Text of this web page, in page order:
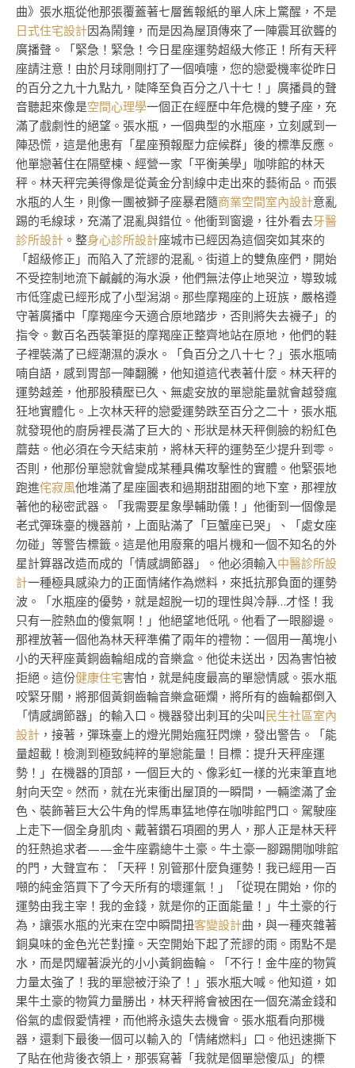
曲》張水瓶從他那張覆蓋著七層舊報紙的單人床上驚醒，不是
日式住宅設計因為鬧鐘，而是因為屋頂傳來了一陣震耳欲聾的
廣播聲。「緊急！緊急！今日星座運勢超級大修正！所有天秤
座請注意！由於月球剛剛打了一個噴嚏，您的戀愛機率從昨日
的百分之九十九點九，陡降至負百分之八十七！」廣播員的聲
音聽起來像是空間心理學一個正在經歷中年危機的雙子座，充
滿了戲劇性的絕望。張水瓶，一個典型的水瓶座，立刻感到一
陣恐慌，這是他患有「星座預報壓力症候群」後的標準反應。
他單戀著住在隔壁棟、經營一家「平衡美學」咖啡館的林天
秤。林天秤完美得像是從黃金分割線中走出來的藝術品。而張
水瓶的人生，則像一團被獅子座暴君隨商業空間室內設計意亂
踢的毛線球，充滿了混亂與錯位。他衝到窗邊，往外看去牙醫
診所設計 。整身心診所設計座城市已經因為這個突如其來的
「超級修正」而陷入了荒謬的混亂。街道上的雙魚座們，開始
不受控制地流下鹹鹹的海水淚，他們無法停止地哭泣，導致城
市低窪處已經形成了小型潟湖。那些摩羯座的上班族，嚴格遵
守著廣播中「摩羯座今天適合原地踏步，否則將失去襪子」的
指令。數百名西裝筆挺的摩羯座正整齊地站在原地，他們的鞋
子裡裝滿了已經潮濕的淚水。「負百分之八十七？」張水瓶喃
喃自語，感到胃部一陣翻騰，他知道這代表著什麼。林天秤的
運勢越差，他那股積壓已久、無處安放的單戀能量就會越發瘋
狂地實體化。上次林天秤的戀愛運勢跌至百分之二十，張水瓶
就發現他的廚房裡長滿了巨大的、形狀是林天秤側臉的粉紅色
蘑菇。他必須在今天結束前，將林天秤的運勢至少提升到零。
否則，他那份單戀就會變成某種具備攻擊性的實體。他緊張地
跑進侘寂風他堆滿了星座圖表和過期甜甜圈的地下室，那裡放
著他的秘密武器。「我需要星象學輔助儀！」他衝到一個像是
老式彈珠臺的機器前，上面貼滿了「巨蟹座已哭」、「處女座
勿碰」等警告標籤。這是他用廢棄的唱片機和一個不知名的外
星計算器改造而成的「情感調節器」。他必須輸入中醫診所設
計一種極具感染力的正面情緒作為燃料，來抵抗那負面的運勢
波。「水瓶座的優勢，就是超脫一切的理性與冷靜…才怪！我
只有一腔熱血的傻氣啊！」他絕望地低吼。他看了一眼腳邊。
那裡放著一個他為林天秤準備了兩年的禮物：一個用一萬塊小
小的天秤座黃銅齒輪組成的音樂盒。他從未送出，因為害怕被
拒絕。這份健康住宅害怕，就是純度最高的單戀情感。張水瓶
咬緊牙關，將那個黃銅齒輪音樂盒砸爛，將所有的齒輪都倒入
「情感調節器」的輸入口。機器發出刺耳的尖叫民生社區室內
設計 ，接著，彈珠臺上的燈光開始瘋狂閃爍，發出警告。「能
量超載！檢測到極致純粹的單戀能量！目標：提升天秤座運
勢！」在機器的頂部，一個巨大的、像彩虹一樣的光束筆直地
射向天空。然而，就在光束衝出屋頂的一瞬間，一輛塗滿了金
色、裝飾著巨大公牛角的悍馬車猛地停在咖啡館門口。駕駛座
上走下一個全身肌肉、戴著鑽石項圈的男人，那人正是林天秤
的狂熱追求者——金牛座霸總牛土豪。牛土豪一腳踢開咖啡館
的門，大聲宣布：「天秤！別管那什麼負運勢！我已經用一百
噸的純金箔買下了今天所有的壞運氣！」「從現在開始，你的
運勢由我主宰！我的金錢，就是你的正面能量！」牛土豪的行
為，讓張水瓶的光束在空中瞬間扭客變設計曲，與一種夾雜著
銅臭味的金色光芒對撞。天空開始下起了荒謬的雨。雨點不是
水，而是閃耀著淚光的小小黃銅齒輪。「不行！金牛座的物質
力量太強了！我的單戀被汙染了！」張水瓶大喊。他知道，如
果牛土豪的物質力量勝出，林天秤將會被困在一個充滿金錢和
俗氣的虛假愛情裡，而他將永遠失去機會。張水瓶看向那機
器，還剩下最後一個可以輸入的「情緒燃料」口。他迅速撕下
了貼在他背後衣領上，那張寫著「我就是個單戀傻瓜」的標